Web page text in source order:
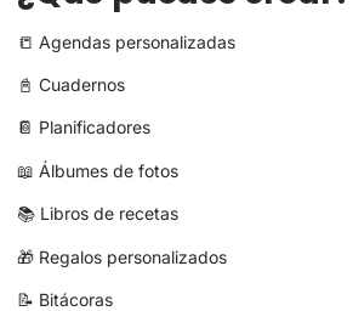
📒 Agendas personalizadas
📓 Cuadernos
📔 Planificadores
📖 Álbumes de fotos
📚 Libros de recetas
🎁 Regalos personalizados
📝 Bitácoras